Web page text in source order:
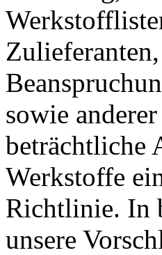
sowie
beträchtliche
Werkstoffe
Richtlinie. In
unsere